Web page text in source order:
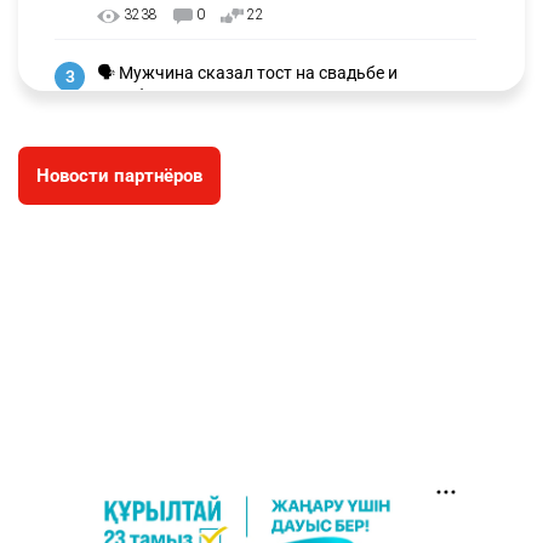
3238 0 22
3
🗣 Мужчина сказал тост на свадьбе и
заработал уголовное дело
🐏 Скота больше, а мясо дороже. Почему в
Казахстане продолжают расти цены на
2771 2
Новости партнёров